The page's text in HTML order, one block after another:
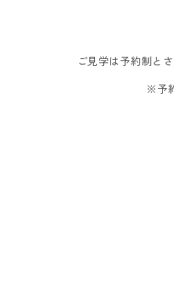
ご見学は予約制と
※予